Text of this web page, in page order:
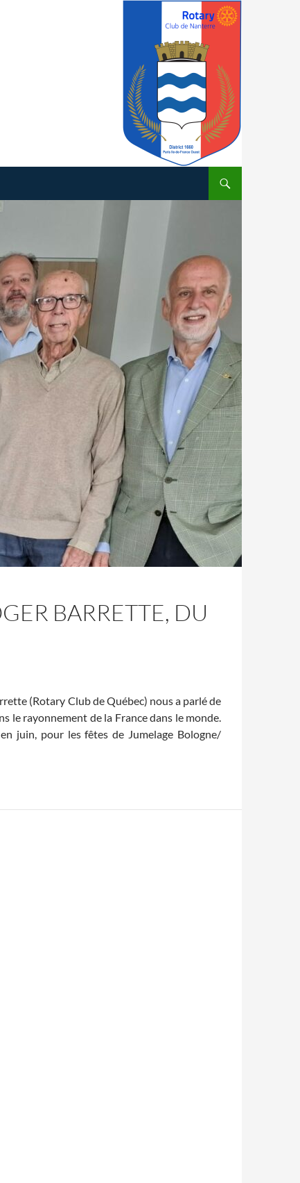
BARRETTE, DU
(Rotary Club de Québec) nous a parlé de
le rayonnement de la France dans le monde.
juin, pour les fêtes de Jumelage Bologne/